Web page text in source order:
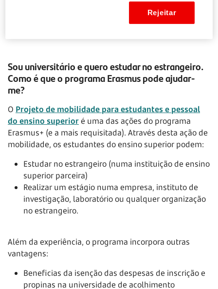
As oportunidades para estudar no estrangeiro existem
para licenciados, mestrandos e candidatos ao
Sou universitário e quero estudar no estrangeiro.
Como é que o programa Erasmus pode ajudar-
me?
O Projeto de mobilidade para estudantes e pessoal
do ensino superioré uma das ações do programa
Erasmus+ (e a mais requisitada). Através desta ação de
mobilidade, os estudantes do ensino superior podem:
Estudar no estrangeiro (numa instituição de ensino
superior parceira)
Realizar um estágio numa empresa, instituto de
investigação, laboratório ou qualquer organização
no estrangeiro.
Além da experiência, o programa incorpora outras
vantagens:
Beneficias da isenção das despesas de inscrição e
propinas na universidade de acolhimento
Rejeitar